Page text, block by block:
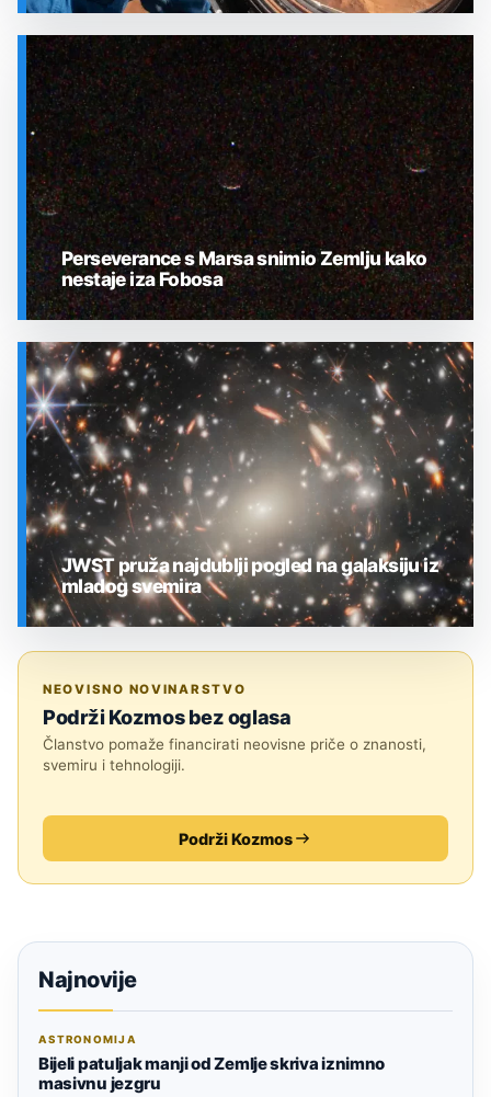
SVEMIR
SVEMIR
Perseverance s Marsa snimio Zemlju kako
nestaje iza Fobosa
JWST pruža najdublji pogled na galaksiju iz
mladog svemira
NEOVISNO NOVINARSTVO
Podrži Kozmos bez oglasa
Članstvo pomaže financirati neovisne priče o znanosti,
svemiru i tehnologiji.
Podrži Kozmos
Najnovije
ASTRONOMIJA
Bijeli patuljak manji od Zemlje skriva iznimno
masivnu jezgru